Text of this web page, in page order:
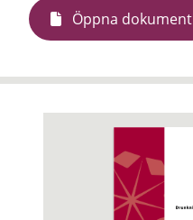
Öppna dokument